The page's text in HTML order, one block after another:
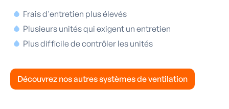
Frais d'entretien plus élevés
Plusieurs unités qui exigent un entretien
Plus difficile de contrôler les unités
Découvrez nos autres systèmes de ventilation